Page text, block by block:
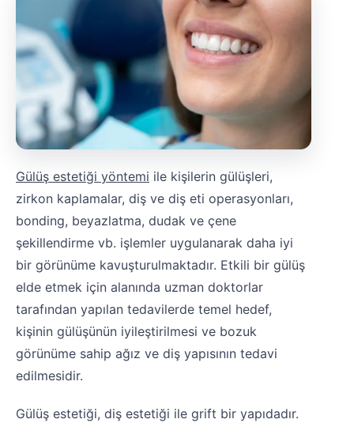
Gülüş estetiği yöntemi ile kişilerin gülüşleri,
zirkon kaplamalar, diş ve diş eti operasyonları,
bonding, beyazlatma, dudak ve çene
şekillendirme vb. işlemler uygulanarak daha iyi
bir görünüme kavuşturulmaktadır. Etkili bir gülüş
elde etmek için alanında uzman doktorlar
tarafından yapılan tedavilerde temel hedef,
kişinin gülüşünün iyileştirilmesi ve bozuk
görünüme sahip ağız ve diş yapısının tedavi
edilmesidir.
Gülüş estetiği, diş estetiği ile grift bir yapıdadır.